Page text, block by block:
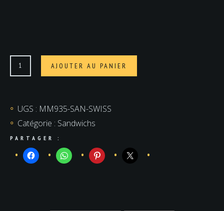
quantité
de
AJOUTER AU PANIER
UGS : MM935-SAN-SWISS
Catégorie : Sandwichs
PARTAGER :